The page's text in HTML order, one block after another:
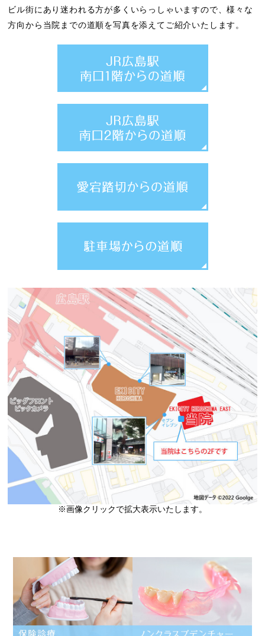
ビル街にあり迷われる方が多くいらっしゃいますので、様々な
方向から当院までの道順を写真を添えてご紹介いたします。
※画像クリックで拡大表示いたします。